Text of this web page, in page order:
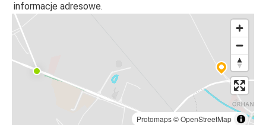
informacje adresowe.
Protomaps©OpenStreetMap